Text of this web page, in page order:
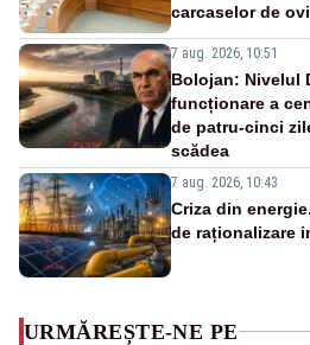
carcaselor de
7 aug. 2026, 10:51
Bolojan: Nivelul
funcționare a
de patru-cinci
scădea
7 aug. 2026, 10:43
Criza din
de raționalizare
URMĂREȘTE-NE PE